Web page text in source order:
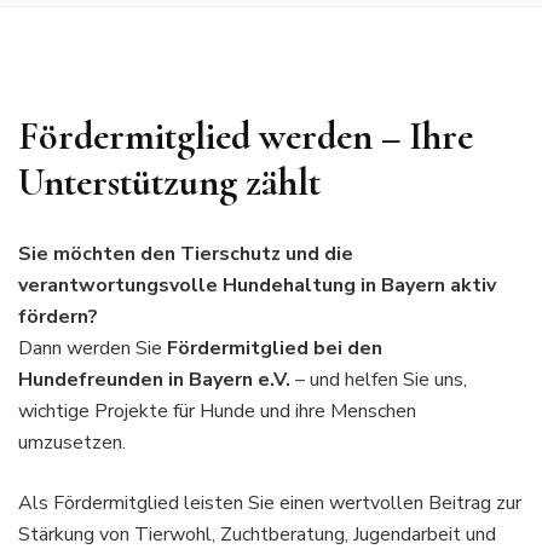
Fördermitglied werden – Ihre
Unterstützung zählt
Sie möchten den Tierschutz und die
verantwortungsvolle Hundehaltung in Bayern aktiv
fördern?
Dann werden Sie Fördermitglied bei den
Hundefreunden in Bayern e.V. – und helfen Sie uns,
wichtige Projekte für Hunde und ihre Menschen
umzusetzen.
Als Fördermitglied leisten Sie einen wertvollen Beitrag zur
Stärkung von Tierwohl, Zuchtberatung, Jugendarbeit und